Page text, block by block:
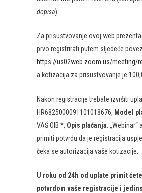
dopisa).
Za prisustvovanje ovoj web
prvo registrirati putem sljedeće
https://us02web.zoom.us/meeting/
a kotizacija za prisustvovanje je
Nakon registracije trebate izvršiti
HR6825000091101018676, Model
VAŠ OIB *, Opis plaćanja: „Webinar“
primiti potvrdu da je registracija
čeka se autorizacija vaše kotizacije.
U roku od 24h od uplate primit
potvrdom vaše registracije i